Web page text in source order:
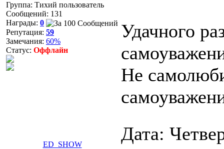
Группа: Тихий пользователь
Сообщений: 131
Награды: 0
Репутация: 59
Замечания: 60%
Статус: Оффлайн
Удачного
Не
ED_SHOW
Дата: